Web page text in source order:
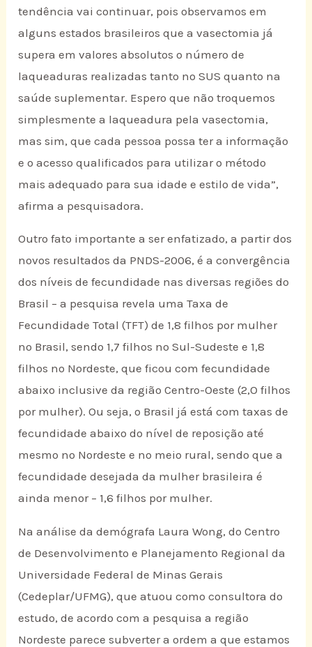
tendência vai continuar, pois observamos em
alguns estados brasileiros que a vasectomia já
supera em valores absolutos o número de
laqueaduras realizadas tanto no SUS quanto na
saúde suplementar. Espero que não troquemos
simplesmente a laqueadura pela vasectomia,
mas sim, que cada pessoa possa ter a informação
e o acesso qualificados para utilizar o método
mais adequado para sua idade e estilo de vida”,
afirma a pesquisadora.
Outro fato importante a ser enfatizado, a partir dos
novos resultados da PNDS-2006, é a convergência
dos níveis de fecundidade nas diversas regiões do
Brasil – a pesquisa revela uma Taxa de
Fecundidade Total (TFT) de 1,8 filhos por mulher
no Brasil, sendo 1,7 filhos no Sul-Sudeste e 1,8
filhos no Nordeste, que ficou com fecundidade
abaixo inclusive da região Centro-Oeste (2,O filhos
por mulher). Ou seja, o Brasil já está com taxas de
fecundidade abaixo do nível de reposição até
mesmo no Nordeste e no meio rural, sendo que a
fecundidade desejada da mulher brasileira é
ainda menor – 1,6 filhos por mulher.
Na análise da demógrafa Laura Wong, do Centro
de Desenvolvimento e Planejamento Regional da
Universidade Federal de Minas Gerais
(Cedeplar/UFMG), que atuou como consultora do
estudo, de acordo com a pesquisa a região
Nordeste parece subverter a ordem a que estamos